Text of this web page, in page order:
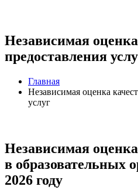
Независимая
предоставления
Главная
Независимая оценка
услуг
Независимая
в образовательных
2026 году